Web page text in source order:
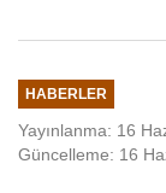
HABERLER
Yayınlanma: 16
Güncelleme: 16